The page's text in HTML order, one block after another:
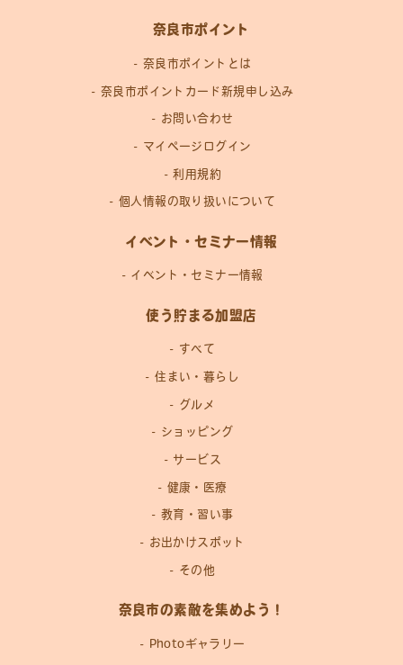
奈良市ポイント
奈良市ポイントとは
奈良市ポイントカード新規申し込み
お問い合わせ
マイページログイン
利用規約
個人情報の取り扱いについて
イベント・セミナー情報
イベント・セミナー情報
使う貯まる加盟店
すべて
住まい・暮らし
グルメ
ショッピング
サービス
健康・医療
教育・習い事
お出かけスポット
その他
奈良市の素敵を集めよう！
Photoギャラリー